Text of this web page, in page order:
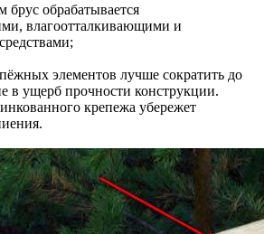
обрабатывается
влагоотталкивающими и
элементов лучше сократить до
в ущерб прочности конструкции.
крепежа убережет